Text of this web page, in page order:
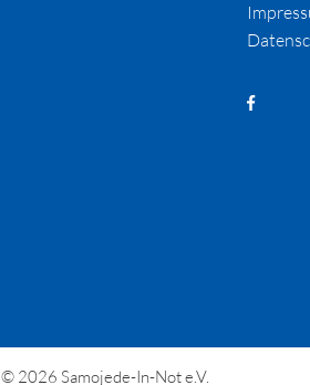
2026 Samojede-In-Not e.V.